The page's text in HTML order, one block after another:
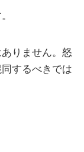
りません。怒
するべきでは